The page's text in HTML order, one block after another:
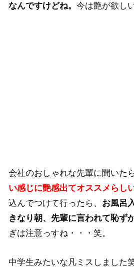
なんですけどね。今は艶が欲し
会社のおしゃれな先輩に聞いた
い感じに艶感出てオススメらし
込んでつけて行ったら、 お風呂
きなり朝、先輩に言われて恥ず
ぎは注意っすね・・・笑。
中学生みたいな凡ミスしました笑